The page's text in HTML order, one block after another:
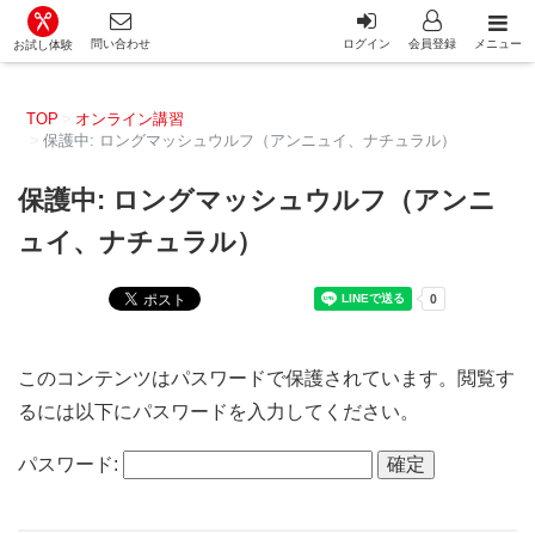
カット講習・カットスクール 日本カットアカデミー総合サ
お試し体験 問い合わせ ログイン 会員登録 メニュー
TOP
オンライン講習
保護中: ロングマッシュウルフ（アンニュイ、ナチュラル）
保護中: ロングマッシュウルフ（アンニ
ュイ、ナチュラル）
このコンテンツはパスワードで保護されています。閲覧す
るには以下にパスワードを入力してください。
パスワード: